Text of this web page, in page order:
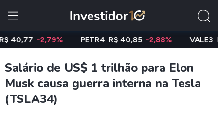
-2,79% PETR4 R$ 40,85 -2,88% VALE3 R$
Salário de US$ 1 trilhão para Elon
Musk causa guerra interna na Tesla
(TSLA34)